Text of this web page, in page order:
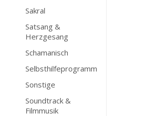
Sakral
Satsang &
Herzgesang
Schamanisch
Selbsthilfeprogramm
Sonstige
Soundtrack &
Filmmusik